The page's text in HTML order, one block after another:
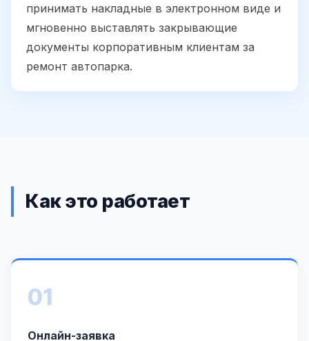
принимать накладные в электронном виде и
мгновенно выставлять закрывающие
документы корпоративным клиентам за
ремонт автопарка.
Как это работает
01
Онлайн-заявка